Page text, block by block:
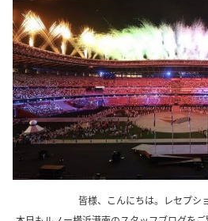
皆様、こんにちは。レセプシ